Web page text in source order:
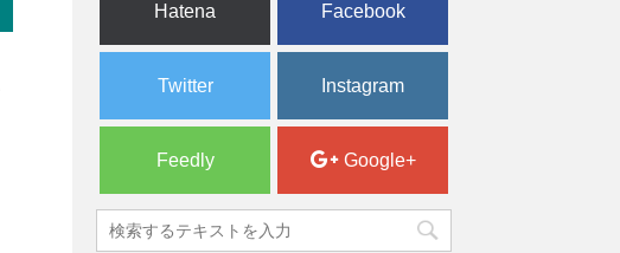
Hatena Facebook
Twitter Instagram
Feedly Google+